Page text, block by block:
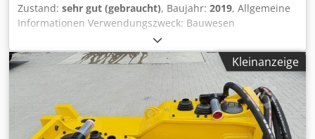
Zustand: sehr gut (gebraucht), Baujahr: 2019, Allgemeine
Informationen Verwendungszweck: Bauwesen
Referenznummer: 8 Gewichte Leergewicht: 1.200 kg
Funktionell Abmessungen des Laderaums: 120 x 80 x 80
cm CE-Kennzeichnung: ja Wartung, Verlauf und Zustand
Zahl der Eigentümer: 1 Technischer Zustand: sehr gut
Crodjy A I Saepfx Aqwof Optischer Zustand: sehr gut
Weitere Informationen Passend für folgende Maschinen:
17 - 29ton excavator Lieferbedingungen: EXW Arbeitsdruck:
Kleinanzeige